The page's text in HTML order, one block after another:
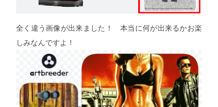
全く違う画像が出来ました！ 本当に何が出来るかお楽
しみなんですよ！